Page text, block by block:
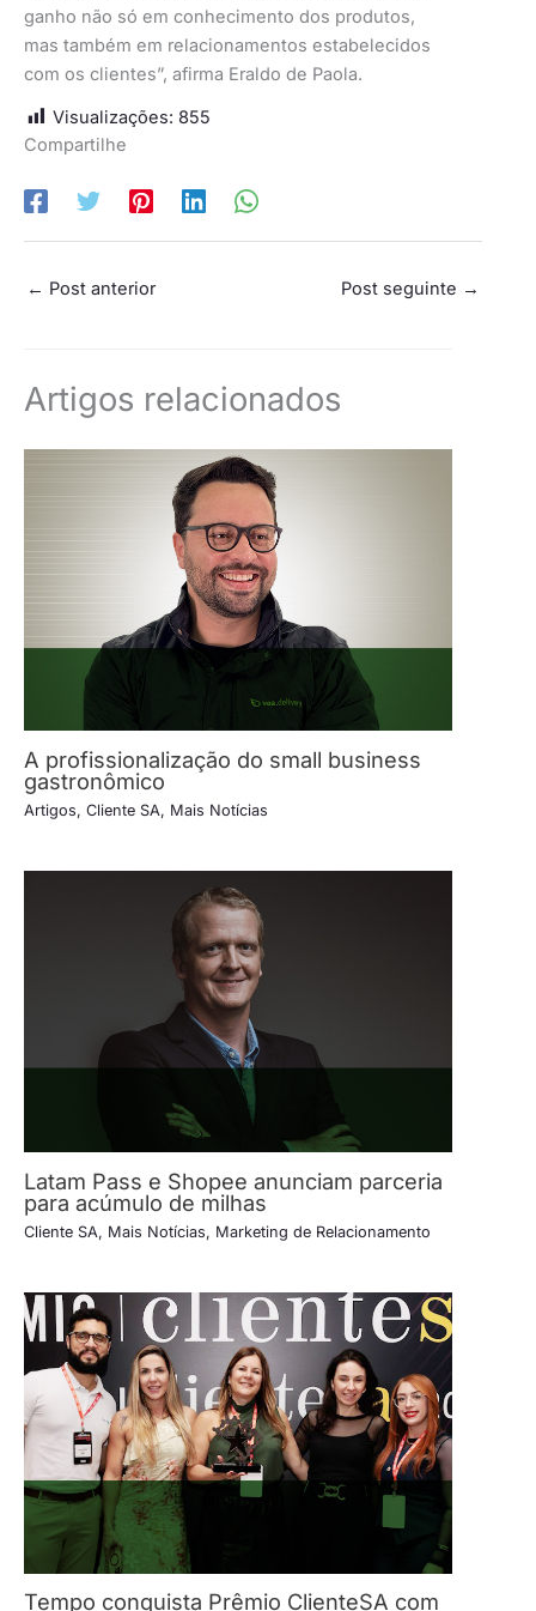
ganho não só em conhecimento dos produtos,
mas também em relacionamentos estabelecidos
com os clientes”, afirma Eraldo de Paola.
Visualizações: 855
Compartilhe
← Post anterior Post seguinte →
Artigos relacionados
A profissionalização do small business
gastronômico
Artigos, Cliente SA, Mais Notícias
Latam Pass e Shopee anunciam parceria
para acúmulo de milhas
Cliente SA, Mais Notícias, Marketing de Relacionamento
Tempo conquista Prêmio ClienteSA com